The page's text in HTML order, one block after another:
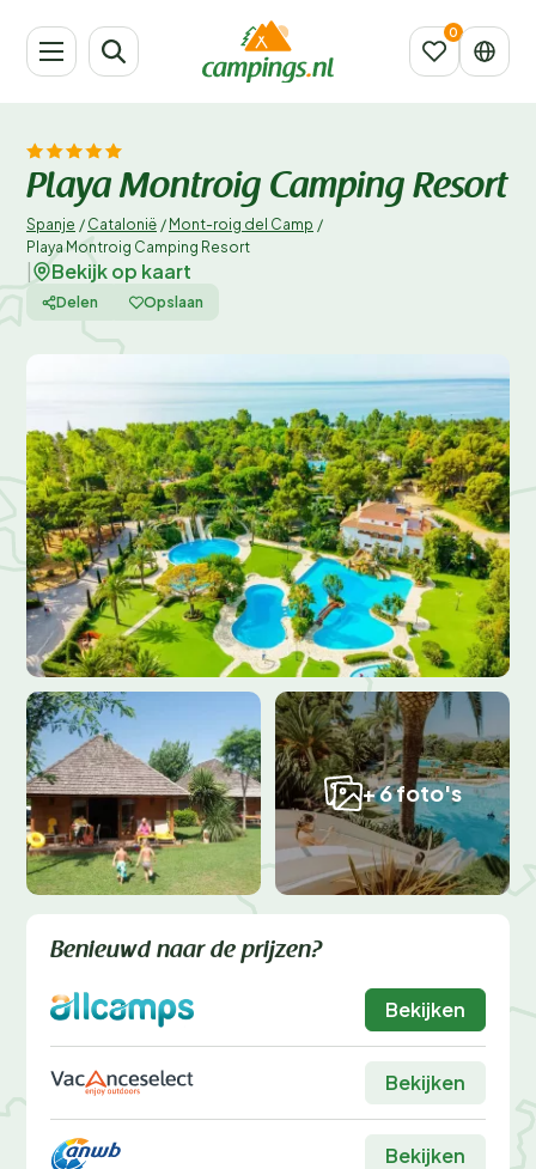
Playa Montroig Camping Resort
Spanje / Catalonië / Mont-roig del Camp /
Playa Montroig Camping Resort
Bekijk op kaart
Delen Opslaan
+ 6 foto's
Benieuwd naar de prijzen?
Bekijken
Bekijken
Bekijken